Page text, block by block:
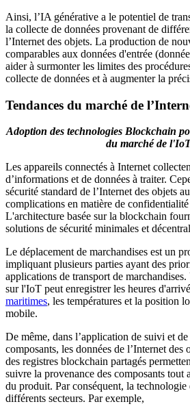
Ainsi, l’IA générative a le potentiel de
la collecte de données provenant de
l’Internet des objets. La production de
comparables aux données d'entrée
aider à surmonter les limites des
collecte de données et à augmenter la
Tendances du marché de
Adoption des technologies Blockchain
du marché de
Les appareils connectés à Internet
d’informations et de données à traiter.
sécurité standard de l’Internet des objets
complications en matière de confidentialité
L'architecture basée sur la blockchain
solutions de sécurité minimales et
Le déplacement de marchandises est un
impliquant plusieurs parties ayant des
applications de transport de
sur l'IoT peut enregistrer les heures
maritimes, les températures et la position
mobile.
De même, dans l’application de suivi et
composants, les données de l’Internet des
des registres blockchain partagés
suivre la provenance des composants tout
du produit. Par conséquent, la technologie
différents secteurs. Par exemple,